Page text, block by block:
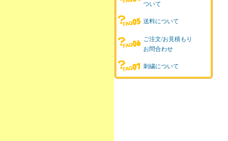
ついて
送料について
ご注文/お見積もり
お問合わせ
刺繍について